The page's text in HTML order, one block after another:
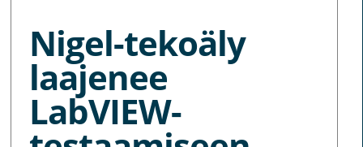
Nigel-tekoäly
laajenee
LabVIEW-